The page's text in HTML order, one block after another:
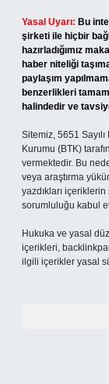
Yasal Uyarı: Bu
şirketi ile hiçbir
hazırladığımız
haber niteliği
paylaşım
benzerlikleri
halindedir ve
Sitemiz, 5651
Kurumu (BTK)
vermektedir. Bu
veya araştırma
yazdıkları
sorumluluğu kabul
Hukuka ve yasal
içerikleri,
ilgili içerikler yasal